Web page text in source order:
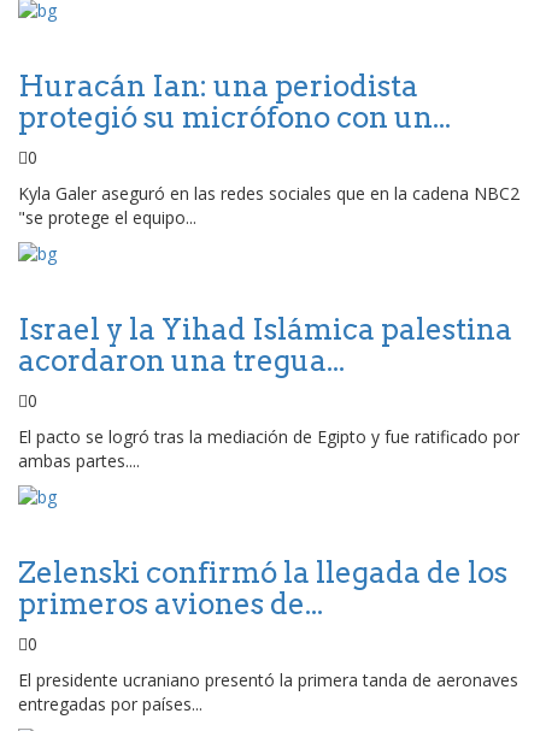
Huracán Ian: una periodista
protegió su micrófono con un...
0
Kyla Galer aseguró en las redes sociales que en la cadena NBC2
"se protege el equipo...
Israel y la Yihad Islámica palestina
acordaron una tregua...
0
El pacto se logró tras la mediación de Egipto y fue ratificado por
ambas partes....
Zelenski confirmó la llegada de los
primeros aviones de...
0
El presidente ucraniano presentó la primera tanda de aeronaves
entregadas por países...